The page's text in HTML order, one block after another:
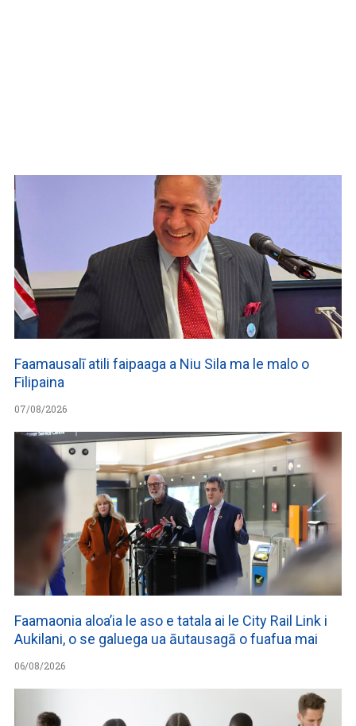
Faamausalī atili faipaaga a Niu Sila ma le malo o
Filipaina
07/08/2026
Faamaonia aloa’ia le aso e tatala ai le City Rail Link i
Aukilani, o se galuega ua āutausagā o fuafua mai
06/08/2026